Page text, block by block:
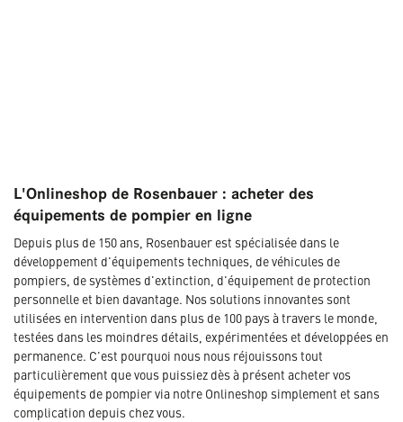
L'Onlineshop de Rosenbauer : acheter des
équipements de pompier en ligne
Depuis plus de 150 ans, Rosenbauer est spécialisée dans le
développement d'équipements techniques, de véhicules de
pompiers, de systèmes d'extinction, d'équipement de protection
personnelle et bien davantage. Nos solutions innovantes sont
utilisées en intervention dans plus de 100 pays à travers le monde,
testées dans les moindres détails, expérimentées et développées en
permanence. C'est pourquoi nous nous réjouissons tout
particulièrement que vous puissiez dès à présent acheter vos
équipements de pompier via notre Onlineshop simplement et sans
complication depuis chez vous.